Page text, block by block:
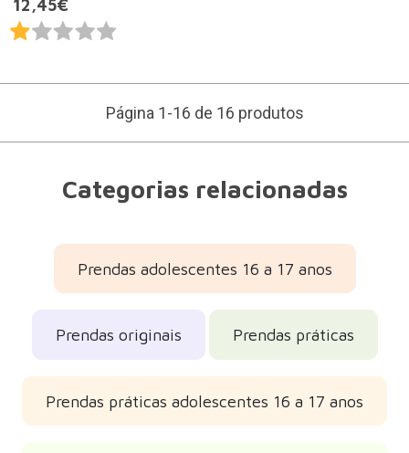
12,45€
Página 1-16 de 16 produtos
Categorias relacionadas
Prendas adolescentes 16 a 17 anos
Prendas originais Prendas práticas
Prendas práticas adolescentes 16 a 17 anos